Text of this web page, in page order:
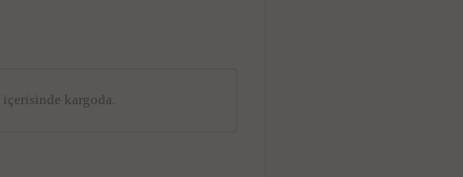
içerisinde kargoda.